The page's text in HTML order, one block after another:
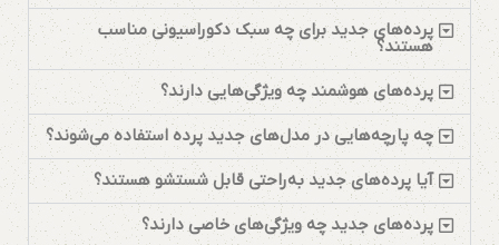
پرده‌های جدید برای چه سبک دکوراسیونی مناسب
هستند؟
پرده‌های هوشمند چه ویژگی‌هایی دارند؟
چه پارچه‌هایی در مدل‌های جدید پرده استفاده می‌شوند؟
آیا پرده‌های جدید به‌راحتی قابل شستشو هستند؟
پرده‌های جدید چه ویژگی‌های خاصی دارند؟